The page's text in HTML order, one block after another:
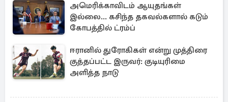
அமெரிக்காவிடம் ஆயுதங்கள்
இல்லை... கசிந்த தகவல்களால் கடும்
கோபத்தில் ட்ரம்ப்
ஈரானில் துரோகிகள் என்று முத்திரை
குத்தப்பட்ட இருவர்: குடியுரிமை
அளித்த நாடு